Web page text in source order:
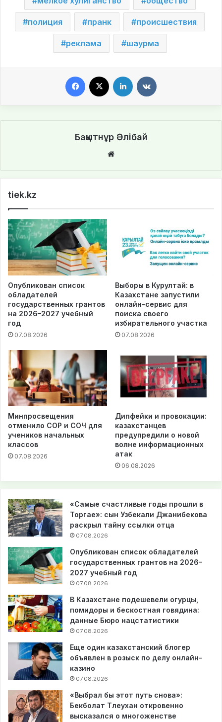
полиция пранк происшествия
реклама шаурма
Бақытнұр Әлібай
te
tiek.kz
Опубликован список
обладателей
государственных грантов
на 2026–2027 учебный
год
07.08.2026
Выборы в Курултай: в
Казахстане запустили
онлайн-сервис для
поиска своего
избирательного участка
07.08.2026
Минпросвещения
отменило СОР и СОЧ для
учеников начальных
классов
07.08.2026
Дипфейки и провокации:
казахстанцев
предупредили о новой
волне информационных
атак
06.08.2026
«Самые счастливые годы прошли в
Торгае»: сын Узбекали Джанибекова
раскрыл тайну ссылки отца
07.08.2026
Опубликован список обладателей
государственных грантов на 2026–
2027 учебный год
07.08.2026
В Казахстане подешевели огурцы,
помидоры и бескостная говядина:
данные Бюро нацстатистики
07.08.2026
Еще один казахстанский блогер
объявлен в розыск по делу онлайн-
казино
07.08.2026
«Выбрал бы этот путь снова»:
Бекболат Тлеухан откровенно
высказался о многоженстве